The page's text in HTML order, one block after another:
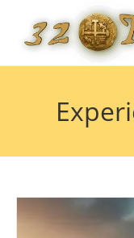
contenido